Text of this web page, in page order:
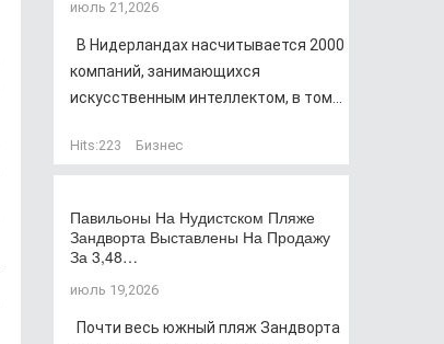
июль 21,2026
В Нидерландах насчитывается 2000
компаний, занимающихся
искусственным интеллектом, в том...
Hits:223 Бизнес
Павильоны На Нудистском Пляже
Зандворта Выставлены На Продажу
За 3,48…
июль 19,2026
Почти весь южный пляж Зандворта